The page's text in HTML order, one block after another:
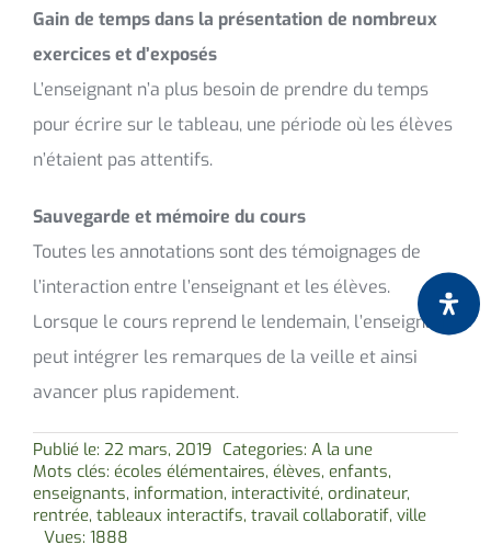
Gain de temps dans la présentation de nombreux
exercices et d’exposés
L’enseignant n’a plus besoin de prendre du temps
pour écrire sur le tableau, une période où les élèves
n’étaient pas attentifs.
Sauvegarde et mémoire du cours
Toutes les annotations sont des témoignages de
l’interaction entre l’enseignant et les élèves.
Lorsque le cours reprend le lendemain, l’enseignant
peut intégrer les remarques de la veille et ainsi
avancer plus rapidement.
Publié le: 22 mars, 2019 Categories: A la une
Mots clés: écoles élémentaires, élèves, enfants,
enseignants, information, interactivité, ordinateur,
rentrée, tableaux interactifs, travail collaboratif, ville
Vues: 1888